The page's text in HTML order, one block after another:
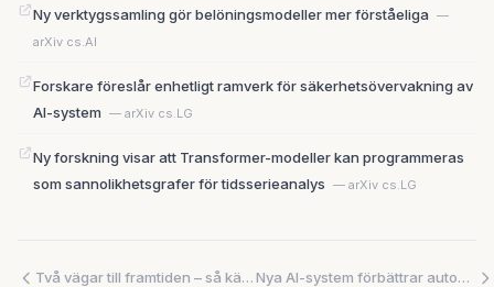
Ny verktygssamling gör belöningsmodeller mer förståeliga —
arXiv cs.AI
Forskare föreslår enhetligt ramverk för säkerhetsövervakning av
AI-system — arXiv cs.LG
Ny forskning visar att Transformer-modeller kan programmeras
som sannolikhetsgrafer för tidsserieanalys — arXiv cs.LG
Två vägar till framtiden – så kämpar jättarna om shoppingupplevelsen
Nya AI-system förbättrar automatisk webbnavigering med upp till sju gånger bättre resultat